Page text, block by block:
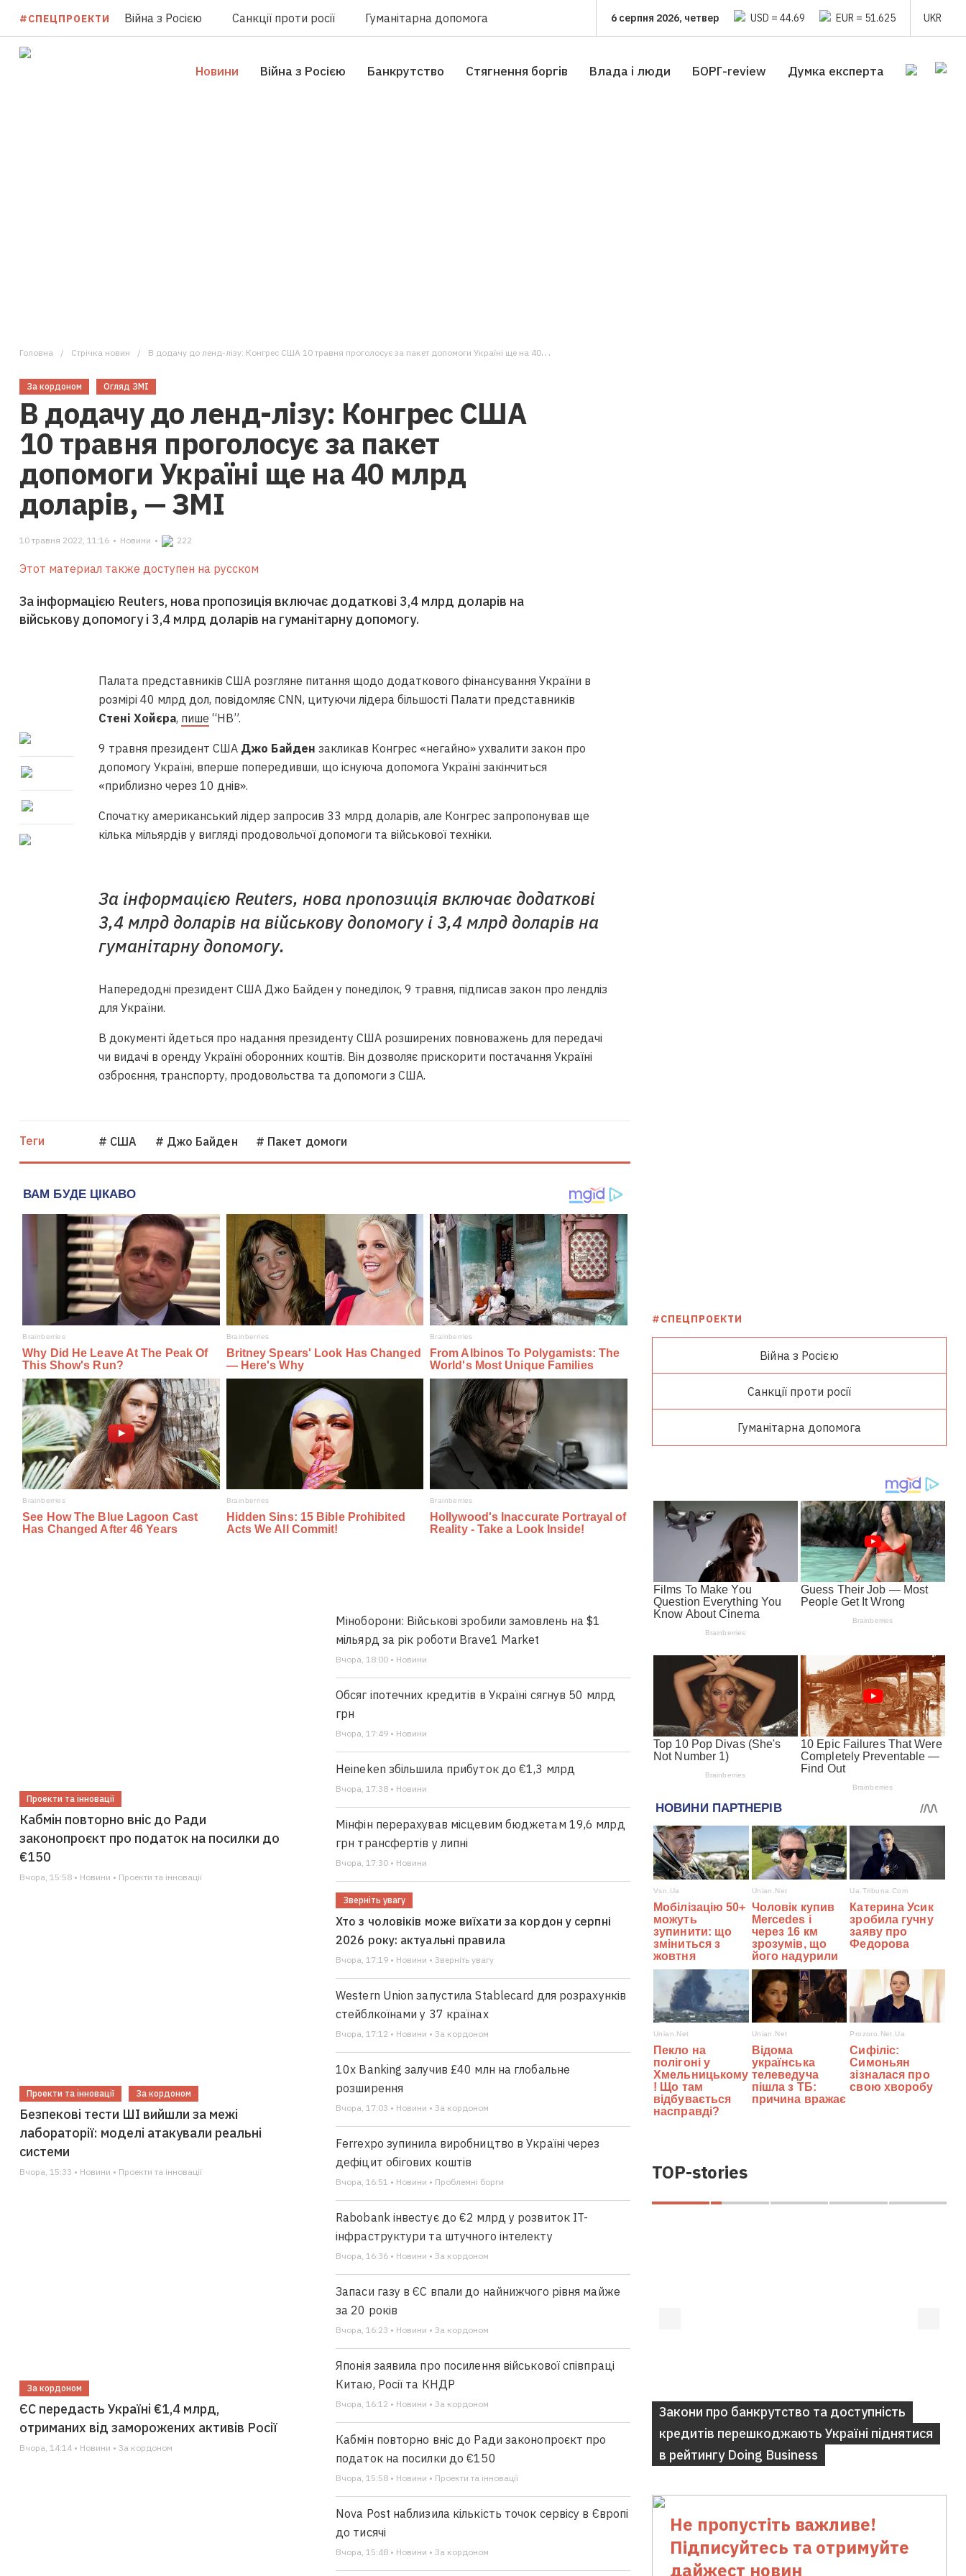
#СПЕЦПРОЕКТИ Війна з Росією Санкції проти росії Гуманітарна допомога 6 серпня 2026, четвер USD = 44.69 EUR = 51.625 UKR
Новини Війна з Росією Банкрутство Стягнення боргiв Влада i люди БОРГ-review Думка експерта
Головна Стрічка новин В додачу до ленд-лізу: Конгрес США 10 травня проголосує за пакет допомоги Україні ще на 40 млрд доларів, — ЗМІ
За кордоном Огляд ЗМІ
В додачу до ленд-лізу: Конгрес США
10 травня проголосує за пакет
допомоги Україні ще на 40 млрд
доларів, — ЗМІ
10 травня 2022, 11:16 • Новини • 222
Этот материал также доступен на русском
За інформацією Reuters, нова пропозиція включає додаткові 3,4 млрд доларів на
військову допомогу і 3,4 млрд доларів на гуманітарну допомогу.
Палата представників США розгляне питання щодо додаткового фінансування України в
розмірі 40 млрд дол, повідомляє CNN, цитуючи лідера більшості Палати представників
Стені Хойєра, пише “НВ”.
9 травня президент США Джо Байден закликав Конгрес «негайно» ухвалити закон про
допомогу Україні, вперше попередивши, що існуюча допомога Україні закінчиться
«приблизно через 10 днів».
Спочатку американський лідер запросив 33 млрд доларів, але Конгрес запропонував ще
кілька мільярдів у вигляді продовольчої допомоги та військової техніки.
За інформацією Reuters, нова пропозиція включає додаткові
3,4 млрд доларів на військову допомогу і 3,4 млрд доларів на
гуманітарну допомогу.
Напередодні президент США Джо Байден у понеділок, 9 травня, підписав закон про лендліз
для України.
В документі йдеться про надання президенту США розширених повноважень для передачі
чи видачі в оренду Україні оборонних коштів. Він дозволяє прискорити постачання Україні
озброєння, транспорту, продовольства та допомоги з США.
Теги # США # Джо Байден # Пакет домоги
Проекти та інновації
Кабмін повторно вніс до Ради
законопроєкт про податок на посилки до
€150
Вчора, 15:58 • Новини • Проекти та інновації
Проекти та інновації За кордоном
Безпекові тести ШІ вийшли за межі
лабораторії: моделі атакували реальні
системи
Вчора, 15:33 • Новини • Проекти та інновації
За кордоном
ЄС передасть Україні €1,4 млрд,
отриманих від заморожених активів Росії
Вчора, 14:14 • Новини • За кордоном
Міноборони: Військові зробили замовлень на $1
мільярд за рік роботи Brave1 Market
Вчора, 18:00 • Новини
Обсяг іпотечних кредитів в Україні сягнув 50 млрд
грн
Вчора, 17:49 • Новини
Heineken збільшила прибуток до €1,3 млрд
Вчора, 17:38 • Новини
Мінфін перерахував місцевим бюджетам 19,6 млрд
грн трансфертів у липні
Вчора, 17:30 • Новини
Зверніть увагу
Хто з чоловіків може виїхати за кордон у серпні
2026 року: актуальні правила
Вчора, 17:19 • Новини • Зверніть увагу
Western Union запустила Stablecard для розрахунків
стейблкоїнами у 37 країнах
Вчора, 17:12 • Новини • За кордоном
10x Banking залучив £40 млн на глобальне
розширення
Вчора, 17:03 • Новини • За кордоном
Ferrexpo зупинила виробництво в Україні через
дефіцит обігових коштів
Вчора, 16:51 • Новини • Проблемні борги
Rabobank інвестує до €2 млрд у розвиток IT-
інфраструктури та штучного інтелекту
Вчора, 16:36 • Новини • За кордоном
Запаси газу в ЄС впали до найнижчого рівня майже
за 20 років
Вчора, 16:23 • Новини • За кордоном
Японія заявила про посилення військової співпраці
Китаю, Росії та КНДР
Вчора, 16:12 • Новини • За кордоном
Кабмін повторно вніс до Ради законопроєкт про
податок на посилки до €150
Вчора, 15:58 • Новини • Проекти та інновації
Nova Post наблизила кількість точок сервісу в Європі
до тисячі
Вчора, 15:48 • Новини • За кордоном
#СПЕЦПРОЕКТИ
Війна з Росією
Санкції проти росії
Гуманітарна допомога
TOP-stories
Закони про банкрутство та доступність
кредитів перешкоджають Україні піднятися
в рейтингу Doing Business
Не пропустіть важливе!
Підписуйтесь та отримуйте
дайжест новин